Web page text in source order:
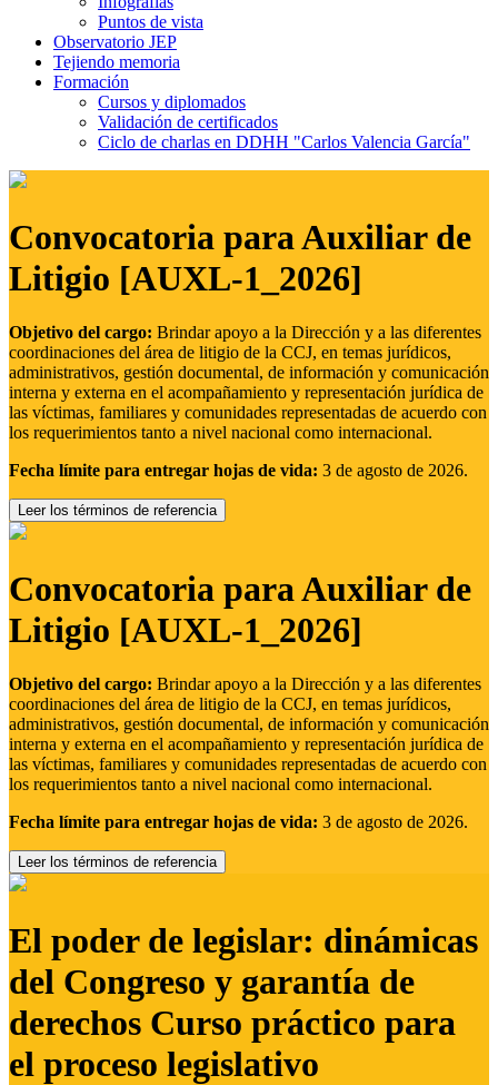
Puntos de vista
Observatorio JEP
Tejiendo memoria
Formación
Cursos y diplomados
Validación de certificados
Ciclo de charlas en DDHH "Carlos Valencia García"
Convocatoria para Auxiliar de
Litigio [AUXL-1_2026]
Objetivo del cargo: Brindar apoyo a la Dirección y a las diferentes
coordinaciones del área de litigio de la CCJ, en temas jurídicos,
administrativos, gestión documental, de información y comunicación
interna y externa en el acompañamiento y representación jurídica de
las víctimas, familiares y comunidades representadas de acuerdo con
los requerimientos tanto a nivel nacional como internacional.
Fecha límite para entregar hojas de vida: 3 de agosto de 2026.
Leer los términos de referencia
Convocatoria para Auxiliar de
Litigio [AUXL-1_2026]
Objetivo del cargo: Brindar apoyo a la Dirección y a las diferentes
coordinaciones del área de litigio de la CCJ, en temas jurídicos,
administrativos, gestión documental, de información y comunicación
interna y externa en el acompañamiento y representación jurídica de
las víctimas, familiares y comunidades representadas de acuerdo con
los requerimientos tanto a nivel nacional como internacional.
Fecha límite para entregar hojas de vida: 3 de agosto de 2026.
Leer los términos de referencia
El poder de legislar: dinámicas
del Congreso y garantía de
derechos Curso práctico para
el proceso legislativo